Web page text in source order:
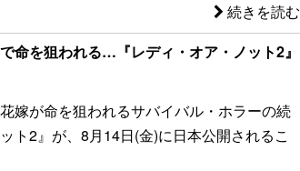
続きを読む
命を狙われる…『レディ・オア・ノット2』
嫁が命を狙われるサバイバル・ホラーの続
ト2』が、8月14日(金)に日本公開されるこ